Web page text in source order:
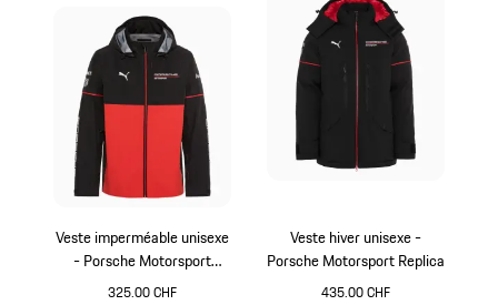
Veste imperméable unisexe
- Porsche Motorsport
Replica
325.00 CHF
Veste hiver unisexe -
Porsche Motorsport Replica
435.00 CHF